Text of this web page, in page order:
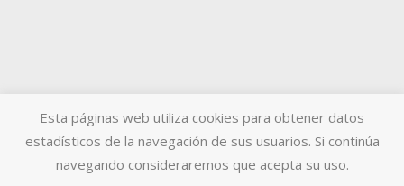
Esta páginas web utiliza cookies para obtener datos
estadísticos de la navegación de sus usuarios. Si continúa
navegando consideraremos que acepta su uso.